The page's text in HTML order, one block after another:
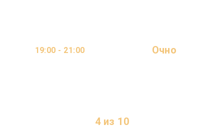
19:00 - 21:00
Очно
4 из 10